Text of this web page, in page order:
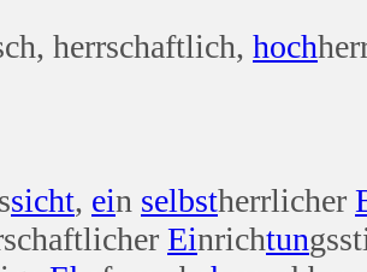
herrschaftlich, hoch
sicht, ein selbstherrlicher
Einrichtun